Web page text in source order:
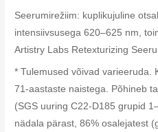
Seerumirežiim: kuplikujuline
intensiivsusega 620–625 nm,
Artistry Labs Retexturizing
* Tulemused võivad varieeruda.
71-aastaste naistega. Põhineb
(SGS uuring C22-D185 grupid
nädala pärast, 86% osalejatest